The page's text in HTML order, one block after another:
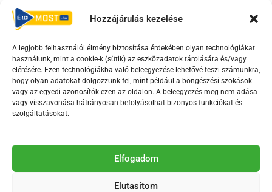
Hozzájárulás kezelése
A legjobb felhasználói élmény biztosítása érdekében olyan technológiákat
használunk, mint a cookie-k (sütik) az eszközadatok tárolására és/vagy
elérésére. Ezen technológiákba való beleegyezése lehetővé teszi számunkra,
hogy olyan adatokat dolgozzunk fel, mint például a böngészési szokások
vagy az egyedi azonosítók ezen az oldalon. A beleegyezés meg nem adása
vagy visszavonása hátrányosan befolyásolhat bizonyos funkciókat és
szolgáltatásokat.
Elfogadom
Elutasítom
Irányelvek
F
a
c
e
b
o
-
Y
o
u
t
u
e
s
T
i
k
t
Az Érd Média médiaszolgáltatási tevékenységét a
Médiatanács a Magyar Média Mecenatúra program